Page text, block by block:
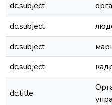
dc.subject
dc.subject
dc.subject
dc.subject
dc.title